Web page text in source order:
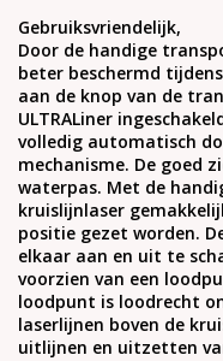
Gebruiksvriendelijk,
Door de handige
beter beschermd
aan de knop van de
ULTRALiner
volledig automatisch
mechanisme. De goed
waterpas. Met de
kruislijnlaser
positie gezet worden.
elkaar aan en uit te
voorzien van een
loodpunt is loodrecht
laserlijnen boven de
uitlijnen en uitzetten